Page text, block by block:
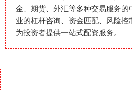
金、期货、外汇等多种交易服务
业的杠杆咨询、资金匹配、风险
为投资者提供一站式配资服务。